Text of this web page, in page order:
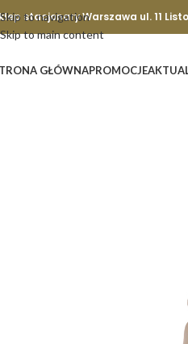
Skip to navigation
Skip to main content
stacjonary Warszawa ul. 11
GŁÓWNAPROMOCJE